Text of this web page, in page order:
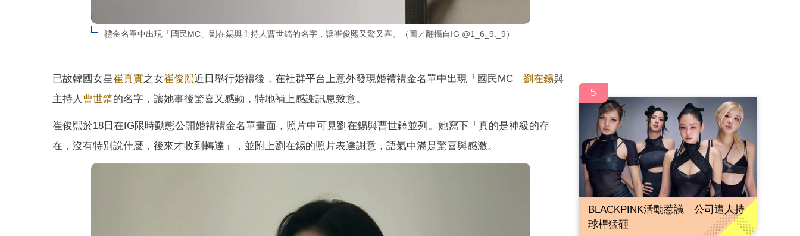
禮金名單中出現「國民MC」劉在錫與主持人曹世鎬的名字，讓崔俊熙又驚又喜。（圖／翻攝自IG @1_6_9._9）
已故韓國女星崔真實之女崔俊熙近日舉行婚禮後，在社群平台上意外發現婚禮禮金名單中出現「國民MC」 劉在錫與
主持人 曹世鎬的名字，讓她事後驚喜又感動，特地補上感謝訊息致意。
崔俊熙於18日在IG限時動態公開婚禮禮金名單畫面，照片中可見劉在錫與曹世鎬並列。她寫下「真的是神級的存
在，沒有特別說什麼，後來才收到轉達」，並附上劉在錫的照片表達謝意，語氣中滿是驚喜與感激。
5
BLACKPINK活動惹議 公司遭人持
球桿猛砸